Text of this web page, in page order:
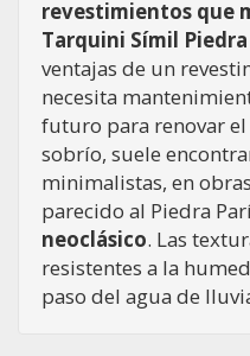
revestimientos que
Tarquini Símil
ventajas de un
necesita
futuro para renovar
sobrío, suele
minimalistas, en
parecido al Piedra
neoclásico. Las
resistentes a la
paso del agua de